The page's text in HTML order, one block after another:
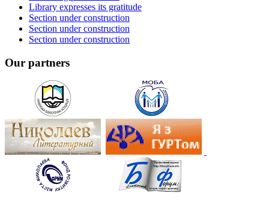
Library expresses its gratitude
Section under construction
Section under construction
Section under construction
Our partners